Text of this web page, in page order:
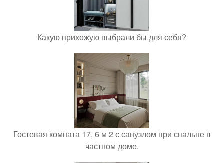
Какую прихожую выбрали бы для себя?
Гостевая комната 17, 6 м 2 с санузлом при спальне в
частном доме.